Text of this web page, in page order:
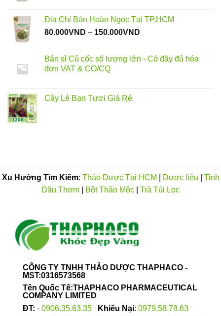
20.000VND
Địa Chỉ Bán Hoàn Ngọc Tại TP.HCM
80.000VND – 150.000VND
80.000VND
Bán sỉ Củ cốc số lượng lớn - Có đầy đủ hóa
đơn VAT & CO/CQ
Cây Lẻ Bạn Tươi Giá Rẻ
Xu Hướng Tìm Kiếm: Thảo Dược Tại HCM Dược liệu
Tinh
Dầu Thơm
Bột Thảo Mộc Trà Túi Lọc
CÔNG TY TNHH THẢO DƯỢC THAPHACO -
MST:0316573568
Tên Quốc Tế:THAPHACO PHARMACEUTICAL
COMPANY LIMITED
ĐT: - 0906.35.63.35 Khiếu Nại: 0979.58.78.63